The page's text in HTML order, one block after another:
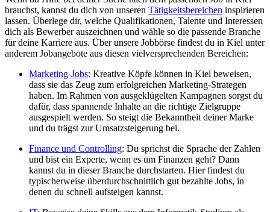
brauchst, kannst du dich von unseren Tätigkeitsbereichen inspirieren
lassen. Überlege dir, welche Qualifikationen, Talente und Interessen
dich als Bewerber auszeichnen und wähle so die passende Branche
für deine Karriere aus. Über unsere Jobbörse findest du in Kiel unter
anderem Jobangebote aus diesen vielversprechenden Bereichen:
Marketing-Jobs: Kreative Köpfe können in Kiel beweisen,
dass sie das Zeug zum erfolgreichen Marketing-Strategen
haben. Im Rahmen von ausgeklügelten Kampagnen sorgst du
dafür, dass spannende Inhalte an die richtige Zielgruppe
ausgespielt werden. So steigt die Bekanntheit deiner Marke
und du trägst zur Umsatzsteigerung bei.
Finance und Controlling: Du sprichst die Sprache der Zahlen
und bist ein Experte, wenn es um Finanzen geht? Dann
kannst du in dieser Branche durchstarten. Hier findest du
typischerweise überdurchschnittlich gut bezahlte Jobs, in
denen du schnell aufsteigen kannst.